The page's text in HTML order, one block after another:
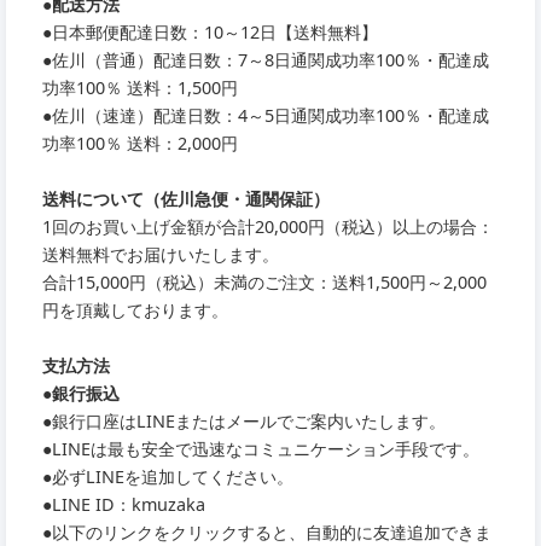
●日本郵便配達日数：10～12日【送料無料】
●佐川（普通）配達日数：7～8日通関成功率100％・配達成
功率100％ 送料：1,500円
●佐川（速達）配達日数：4～5日通関成功率100％・配達成
功率100％ 送料：2,000円
送料について（佐川急便・通関保証）
1回のお買い上げ金額が合計20,000円（税込）以上の場合：
送料無料でお届けいたします。
合計15,000円（税込）未満のご注文：送料1,500円～2,000
円を頂戴しております。
支払方法
●銀行振込
●銀行口座はLINEまたはメールでご案内いたします。
●LINEは最も安全で迅速なコミュニケーション手段です。
●必ずLINEを追加してください。
●LINE ID：kmuzaka
●以下のリンクをクリックすると、自動的に友達追加できま